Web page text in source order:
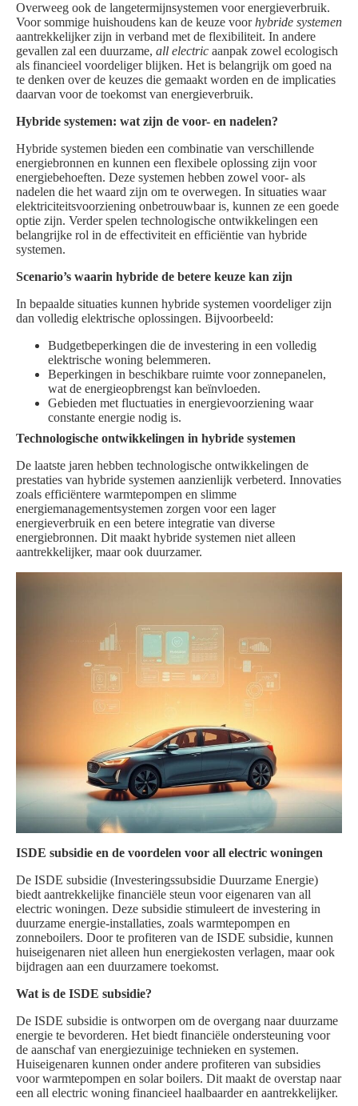
Overweeg ook de langetermijnsystemen voor energieverbruik.
Voor sommige huishoudens kan de keuze voorhybride systemen
aantrekkelijker zijn in verband met de flexibiliteit. In andere
gevallen zal een duurzame, all electric aanpak zowel ecologisch
als financieel voordeliger blijken. Het is belangrijk om goed na
te denken over de keuzes die gemaakt worden en de implicaties
daarvan voor de toekomst van energieverbruik.
Hybride systemen: wat zijn de voor- en nadelen?
Hybride systemen bieden een combinatie van verschillende
energiebronnen en kunnen een flexibele oplossing zijn voor
energiebehoeften. Deze systemen hebben zowel voor- als
nadelen die het waard zijn om te overwegen. In situaties waar
elektriciteitsvoorziening onbetrouwbaar is, kunnen ze een goede
optie zijn. Verder spelen technologische ontwikkelingen een
belangrijke rol in de effectiviteit en efficiëntie van hybride
systemen.
Scenario’s waarin hybride de betere keuze kan zijn
In bepaalde situaties kunnen hybride systemen voordeliger zijn
dan volledig elektrische oplossingen. Bijvoorbeeld:
Budgetbeperkingen die de investering in een volledig
elektrische woning belemmeren.
Beperkingen in beschikbare ruimte voor zonnepanelen,
wat de energieopbrengst kan beïnvloeden.
Gebieden met fluctuaties in energievoorziening waar
constante energie nodig is.
Technologische ontwikkelingen in hybride systemen
De laatste jaren hebben technologische ontwikkelingen de
prestaties van hybride systemen aanzienlijk verbeterd. Innovaties
zoals efficiëntere warmtepompen en slimme
energiemanagementsystemen zorgen voor een lager
energieverbruik en een betere integratie van diverse
energiebronnen. Dit maakt hybride systemen niet alleen
aantrekkelijker, maar ook duurzamer.
ISDE subsidie en de voordelen voor all electric woningen
De ISDE subsidie (Investeringssubsidie Duurzame Energie)
biedt aantrekkelijke financiële steun voor eigenaren van all
electric woningen. Deze subsidie stimuleert de investering in
duurzame energie-installaties, zoals warmtepompen en
zonneboilers. Door te profiteren van de ISDE subsidie, kunnen
huiseigenaren niet alleen hun energiekosten verlagen, maar ook
bijdragen aan een duurzamere toekomst.
Wat is de ISDE subsidie?
De ISDE subsidie is ontworpen om de overgang naar duurzame
energie te bevorderen. Het biedt financiële ondersteuning voor
de aanschaf van energiezuinige technieken en systemen.
Huiseigenaren kunnen onder andere profiteren van subsidies
voor warmtepompen en solar boilers. Dit maakt de overstap naar
een all electric woning financieel haalbaarder en aantrekkelijker.